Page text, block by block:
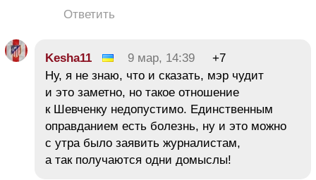
Ответить
Kesha11 9 мар, 14:39
+7
Ну, я не знаю, что и сказать, мэр чудит
и это заметно, но такое отношение
к Шевченку недопустимо. Единственным
оправданием есть болезнь, ну и это можно
с утра было заявить журналистам,
а так получаются одни домыслы!